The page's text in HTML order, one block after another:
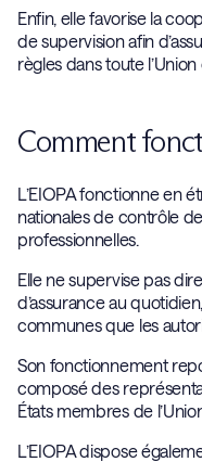
Enfin, elle favorise la
de supervision afin
règles dans toute
Comment
L’EIOPA fonctionne en
nationales de contrôle
professionnelles.
Elle ne supervise pas
d’assurance au
communes que les
Son fonctionnement
composé des
États membres de
L’EIOPA dispose